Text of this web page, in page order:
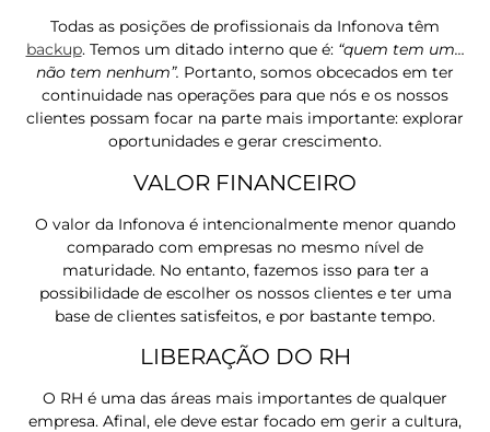
Todas as posições de profissionais da Infonova têm
backup. Temos um ditado interno que é: “quem tem um…
não tem nenhum”. Portanto, somos obcecados em ter
continuidade nas operações para que nós e os nossos
clientes possam focar na parte mais importante: explorar
oportunidades e gerar crescimento.
VALOR FINANCEIRO
O valor da Infonova é intencionalmente menor quando
comparado com empresas no mesmo nível de
maturidade. No entanto, fazemos isso para ter a
possibilidade de escolher os nossos clientes e ter uma
base de clientes satisfeitos, e por bastante tempo.
LIBERAÇÃO DO RH
O RH é uma das áreas mais importantes de qualquer
empresa. Afinal, ele deve estar focado em gerir a cultura,